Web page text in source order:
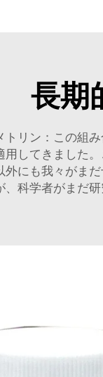
長期
トリン：この組
してきました
外にも我々がま
、科学者がまだ